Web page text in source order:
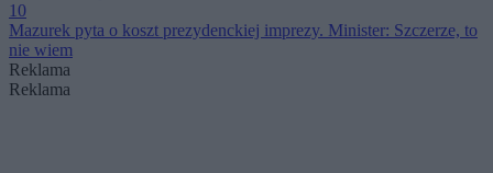
10
Mazurek pyta o koszt prezydenckiej imprezy. Minister: Szczerze, to
nie wiem
Reklama
Reklama